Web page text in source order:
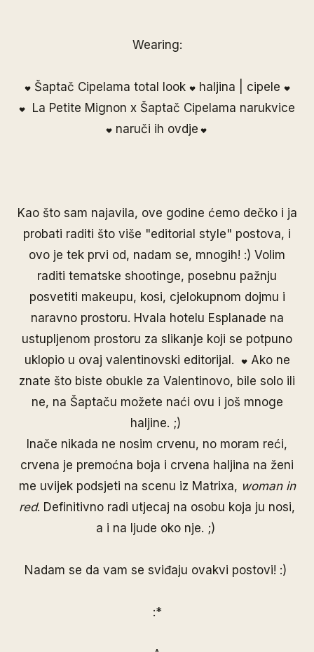
Wearing:
❤ Šaptač Cipelama total look ❤ haljina cipele ❤
❤ La Petite Mignon x Šaptač Cipelama narukvice
❤naruči ih ovdje ❤
Kao što sam najavila, ove godine ćemo dečko i ja
probati raditi što više "editorial style" postova, i
ovo je tek prvi od, nadam se, mnogih! :) Volim
raditi tematske shootinge, posebnu pažnju
posvetiti makeupu, kosi, cjelokupnom dojmu i
naravno prostoru. Hvala hotelu Esplanade na
ustupljenom prostoru za slikanje koji se potpuno
uklopio u ovaj valentinovski editorijal.
❤Ako ne
znate što biste obukle za Valentinovo, bile solo ili
ne, na Šaptaču možete naći ovu i još mnoge
haljine. ;)
Inače nikada ne nosim crvenu, no moram reći,
crvena je premoćna boja i crvena haljina na ženi
me uvijek podsjeti na scenu iz Matrixa, woman in
red. Definitivno radi utjecaj na osobu koja ju nosi,
a i na ljude oko nje. ;)
Nadam se da vam se sviđaju ovakvi postovi! :)
:*